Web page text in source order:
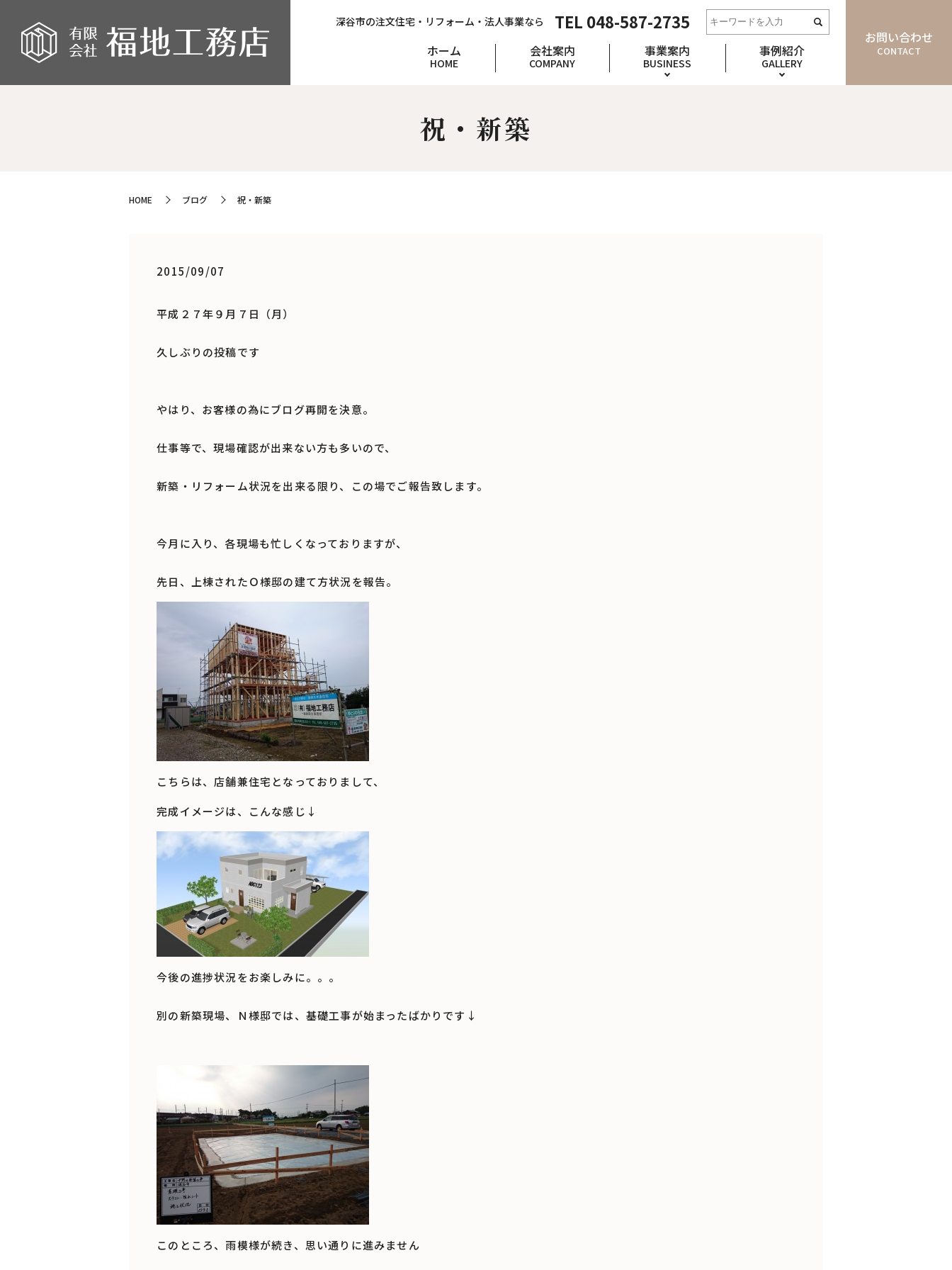
ホーム
HOME
会社案内
COMPANY
事業案内
BUSINESS
事例紹介
GALLERY
深谷市の注文住宅・リフォーム・法人事業なら TEL 048-587-2735
お問い合わせ
CONTACT
祝・新築
HOME ブログ 祝・新築
2015/09/07
平成２７年９月７日（月）
久しぶりの投稿です
やはり、お客様の為にブログ再開を決意。
仕事等で、現場確認が出来ない方も多いので、
新築・リフォーム状況を出来る限り、この場でご報告致します。
今月に入り、各現場も忙しくなっておりますが、
先日、上棟されたＯ様邸の建て方状況を報告。
こちらは、店舗兼住宅となっておりまして、
完成イメージは、こんな感じ↓
今後の進捗状況をお楽しみに。。。
別の新築現場、Ｎ様邸では、基礎工事が始まったばかりです↓
このところ、雨模様が続き、思い通りに進みません